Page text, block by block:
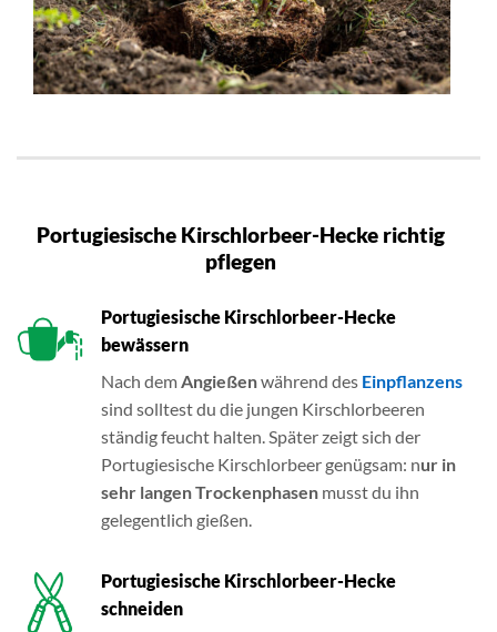
Portugiesische Kirschlorbeer-Hecke richtig
pflegen
Portugiesische Kirschlorbeer-Hecke
bewässern
Nach dem Angießenwährend des Einpflanzens
sind solltest du die jungen Kirschlorbeeren
ständig feucht halten. Später zeigt sich der
Portugiesische Kirschlorbeer genügsam: nur in
sehr langen Trockenphasen musst du ihn
gelegentlich gießen.
Portugiesische Kirschlorbeer-Hecke
schneiden